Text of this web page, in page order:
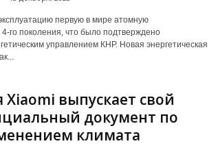
первую в мире атомную
го поколения, что было подтверждено
управлением КНР. Новая энергетическая
выпускает свой
документ по
климата